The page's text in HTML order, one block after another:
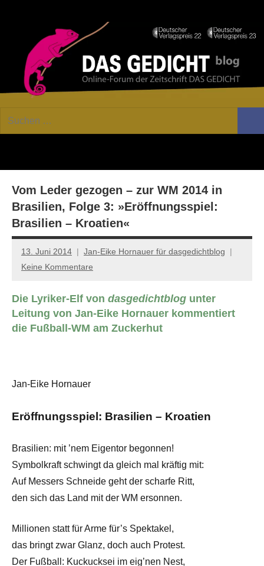
GEDICHT
Forum
von
Lyrik,
Essay
Suchen
Vom Leder gezogen – zur WM 2014 in
Brasilien, Folge 3: »Eröffnungsspiel:
Brasilien – Kroatien«
13. Juni 2014
Jan-Eike Hornauer für dasgedichtblog
Keine Kommentare
Die Lyriker-Elf von dasgedichtblog unter
Leitung von Jan-Eike Hornauer kommentiert
die Fußball-WM am Zuckerhut
Jan-Eike Hornauer
Eröffnungsspiel: Brasilien – Kroatien
Brasilien: mit ’nem Eigentor begonnen!
Symbolkraft schwingt da gleich mal kräftig mit:
Auf Messers Schneide geht der scharfe Ritt,
den sich das Land mit der WM ersonnen.
Millionen statt für Arme für’s Spektakel,
das bringt zwar Glanz, doch auch Protest.
Der Fußball: Kuckucksei im eig’nen Nest,